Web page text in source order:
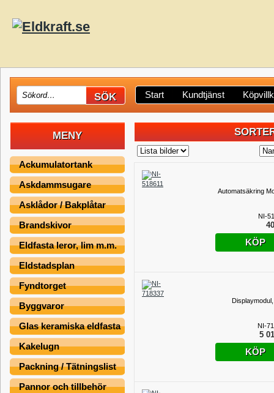
Start Kundtjänst
MENY
Ackumulatortank
Askdammsugare
Asklådor / Bakplåtar
Brandskivor
Eldfasta leror, lim m.m.
Eldstadsplan
Fyndtorget
Byggvaror
Glas keramiska eldfasta
Kakelugn
Packning / Tätningslist
Pannor och tillbehör
Automatsäkring
NI-
KÖP
NI-
5
KÖP